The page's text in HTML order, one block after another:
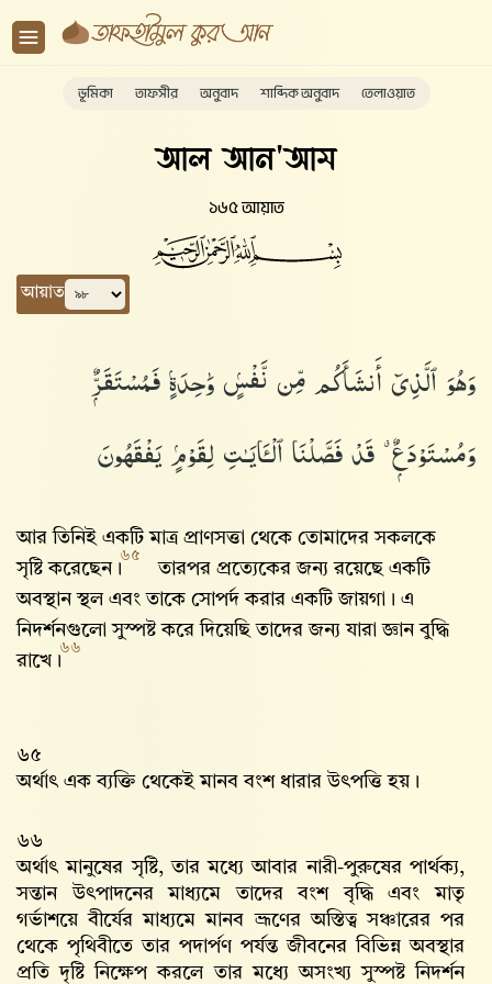
ভূমিকা তাফসীর অনুবাদ শাব্দিক অনুবাদ তেলাওয়াত
আল আন'আম
১৬৫ আয়াত
আয়াত
وَهُوَ ٱلَّذِىٓ أَنشَأَكُم مِّن نَّفْسٍۢ وَٰحِدَةٍۢ فَمُسْتَقَرٌّۭ
وَمُسْتَوْدَعٌۭ ۗ قَدْ فَصَّلْنَا ٱلْـَٔايَـٰتِ لِقَوْمٍۢ يَفْقَهُونَ
আর তিনিই একটি মাত্র প্রাণসত্তা থেকে তোমাদের সকলকে
সৃষ্টি করেছেন।
৬৫
তারপর প্রত্যেকের জন্য রয়েছে একটি
অবস্থান স্থল এবং তাকে সোপর্দ করার একটি জায়গা। এ
নিদর্শনগুলো সুস্পষ্ট করে দিয়েছি তাদের জন্য যারা জ্ঞান বুদ্ধি
রাখে।
৬৬
৬৫
অর্থাৎ এক ব্যক্তি থেকেই মানব বংশ ধারার উৎপত্তি হয়।
৬৬
অর্থাৎ মানুষের সৃষ্টি, তার মধ্যে আবার নারী-পুরুষের পার্থক্য,
সন্তান উৎপাদনের মাধ্যমে তাদের বংশ বৃদ্ধি এবং মাতৃ
গর্ভাশয়ে বীর্যের মাধ্যমে মানব ভ্রূণের অস্তিত্ব সঞ্চারের পর
থেকে পৃথিবীতে তার পদার্পণ পর্যন্ত জীবনের বিভিন্ন অবস্থার
প্রতি দৃষ্টি নিক্ষেপ করলে তার মধ্যে অসংখ্য সুস্পষ্ট নিদর্শন